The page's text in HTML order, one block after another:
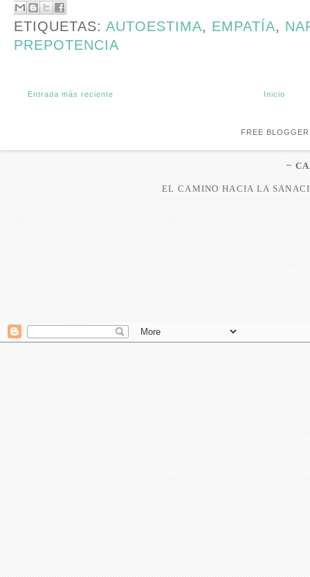
ETIQUETAS: AUTOESTIMA, EMPATÍA,
PREPOTENCIA
Entrada más reciente Inicio
FREE
~
EL CAMINO HACIA LA